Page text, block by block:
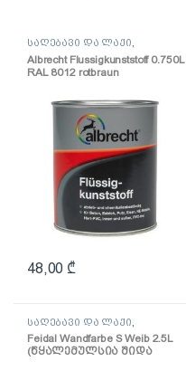
საღებავი და ლაქი
Albrecht Flussigkunststoff 0.750L
RAL 8012 rotbraun
ზეთოვანი საღებავი)
48,00 ₾
საღებავი და ლაქი
საღებავი
Feidal Wandfarbe S Weib 2.5L
(წყალემულსია შიდა